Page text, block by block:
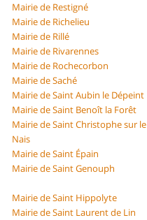
Mairie de Restigné
Mairie de Richelieu
Mairie de Rillé
Mairie de Rivarennes
Mairie de Rochecorbon
Mairie de Saché
Mairie de Saint Aubin le Dépeint
Mairie de Saint Benoît la Forêt
Mairie de Saint Christophe sur le
Nais
Mairie de Saint Épain
Mairie de Saint Genouph
Mairie de Saint Hippolyte
Mairie de Saint Laurent de Lin